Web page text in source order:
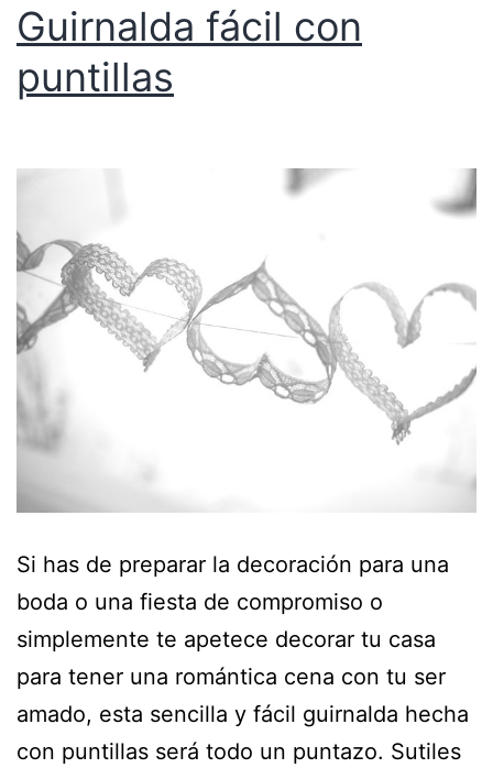
Guirnalda fácil con
puntillas
Si has de preparar la decoración para una
boda o una fiesta de compromiso o
simplemente te apetece decorar tu casa
para tener una romántica cena con tu ser
amado, esta sencilla y fácil guirnalda hecha
con puntillas será todo un puntazo. Sutiles